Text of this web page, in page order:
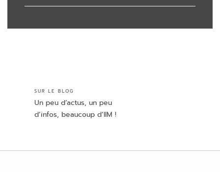
SUR LE BLOG
Un peu d’actus, un peu
d’infos, beaucoup d’IIM !